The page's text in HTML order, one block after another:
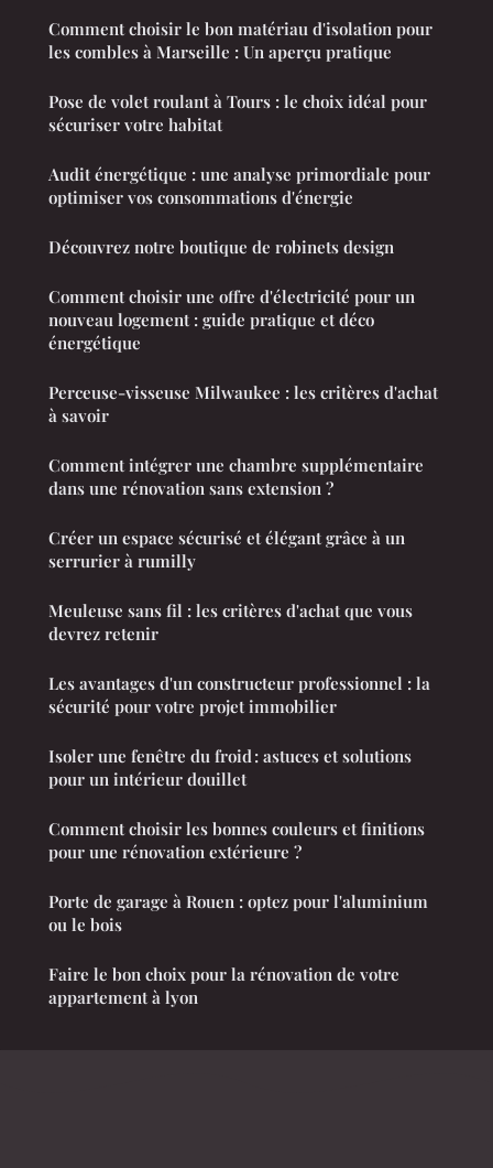
Comment choisir le bon matériau d'isolation pour
les combles à Marseille : Un aperçu pratique
Pose de volet roulant à Tours : le choix idéal pour
sécuriser votre habitat
Audit énergétique : une analyse primordiale pour
optimiser vos consommations d'énergie
Découvrez notre boutique de robinets design
Comment choisir une offre d'électricité pour un
nouveau logement : guide pratique et déco
énergétique
Perceuse-visseuse Milwaukee : les critères d'achat
à savoir
Comment intégrer une chambre supplémentaire
dans une rénovation sans extension ?
Créer un espace sécurisé et élégant grâce à un
serrurier à rumilly
Meuleuse sans fil : les critères d'achat que vous
devrez retenir
Les avantages d'un constructeur professionnel : la
sécurité pour votre projet immobilier
Isoler une fenêtre du froid : astuces et solutions
pour un intérieur douillet
Comment choisir les bonnes couleurs et finitions
pour une rénovation extérieure ?
Porte de garage à Rouen : optez pour l'aluminium
ou le bois
Faire le bon choix pour la rénovation de votre
appartement à lyon